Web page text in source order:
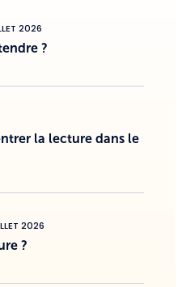
2026
?
la lecture dans le
2026
?